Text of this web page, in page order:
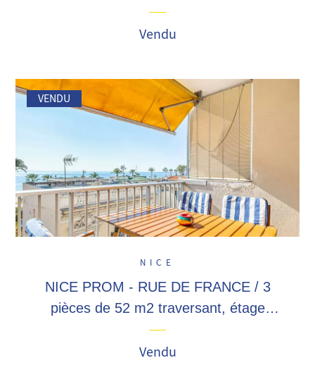
Vendu
VENDU
NICE
NICE PROM - RUE DE FRANCE / 3
pièces de 52 m2 traversant, étage
la prom et du Tramway !
Vendu